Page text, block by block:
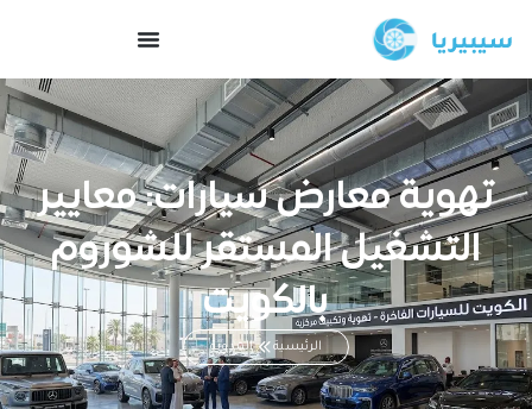
تهوية معارض سيارات: معايير
التشغيل المستقر للشوروم
بالكويت
الرئيسية المدونة